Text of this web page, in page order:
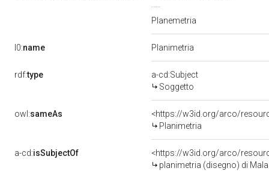
Planemetria
l0:name Planimetria
rdf:type
a-cd:Subject
Soggetto
owl:sameAs
<https://w3id.org/arco/
Planimetria
a-cd:isSubjectOf
<https://w3id.org/arco/
planimetria (disegno) di